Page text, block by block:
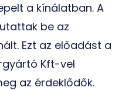
a kínálatban. A
be az
Ezt az előadást a
Kft-vel
az érdeklődők.